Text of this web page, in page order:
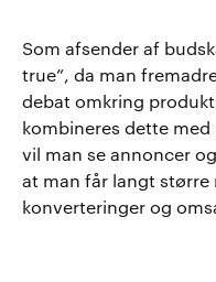
Som afsender af
true”, da man
debat omkring
kombineres dette
vil man se annoncer
at man får langt større
konverteringer og